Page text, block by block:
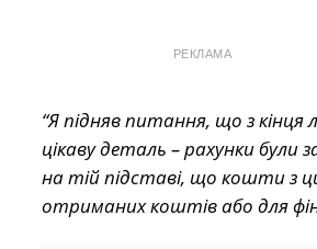
РЕКЛАМА
“Я підняв питання, що з
цікаву деталь – рахунки були
на тій підставі, що кошти з
отриманих коштів або для